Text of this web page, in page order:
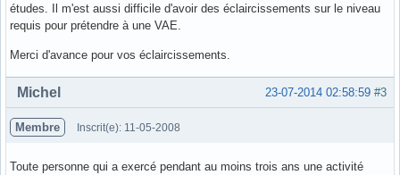
études. Il m'est aussi difficile d'avoir des éclaircissements sur le niveau
requis pour prétendre à une VAE.
Merci d'avance pour vos éclaircissements.
Hors ligne #3
23-07-2014 02:58:59
Michel
Membre Inscrit(e): 11-05-2008
Toute personne qui a exercé pendant au moins trois ans une activité